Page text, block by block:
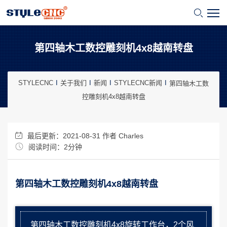
第四轴木工数控雕刻机4x8越南转盘
STYLECNC 关于我们 新闻 STYLECNC新闻
第四轴木工数
控雕刻机4x8越南转盘
最后更新：2021-08-31 作者 Charles
阅读时间：2分钟
第四轴木工数控雕刻机4x8越南转盘
第四轴木工数控雕刻机4x8旋转工作台，2个风